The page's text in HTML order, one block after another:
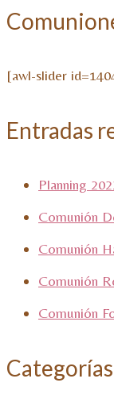
[awl-slider
Entradas
Planning
Comunión
Comunión
Comunión
Comunión
Categorías